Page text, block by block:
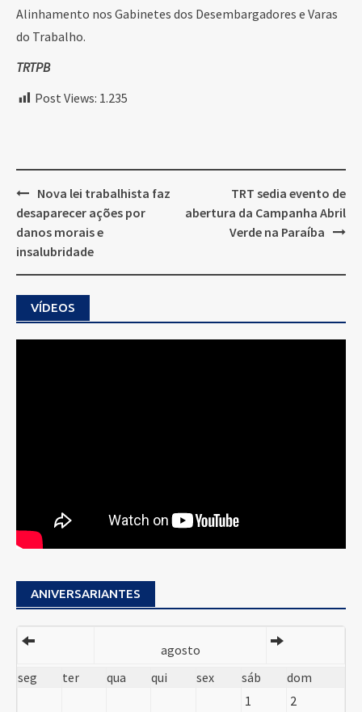
Alinhamento nos Gabinetes dos Desembargadores e Varas
do Trabalho.
TRTPB
Post Views: 1.235
Post
navigation
Nova lei trabalhista faz
desaparecer ações por
danos morais e
insalubridade
TRT sedia evento de
abertura da Campanha Abril
Verde na Paraíba
VÍDEOS
ANIVERSARIANTES
agosto
seg
ter qua qui sex sáb
dom
1
2